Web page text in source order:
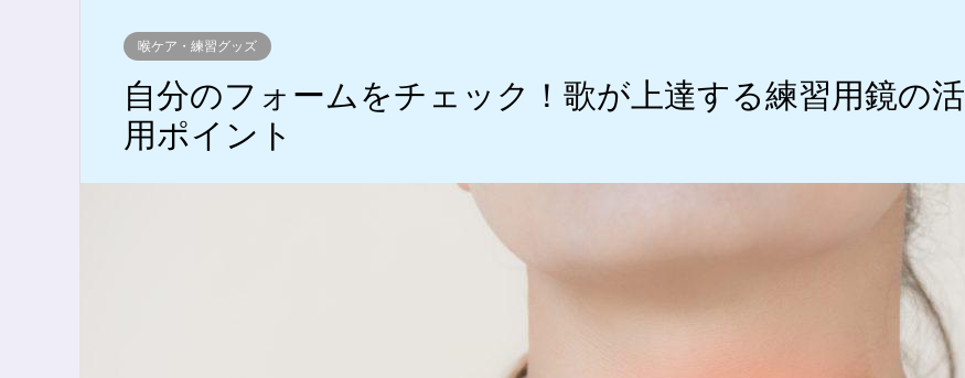
喉ケア・練習グッズ
自分のフォームをチェック！歌が上達する練習用鏡の活
用ポイント